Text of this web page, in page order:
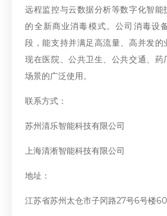
远程监控与云数据分析等数字化智能
的全新商业消毒模式。公司消毒设
段，能支持并满足高流量、高并发的
现在医院、公共卫生、公共交通、药
场景的广泛使用。
联系方式：
苏州清乐智能科技有限公司
上海清淅智能科技有限公司
地址：
江苏省苏州太仓市子冈路27号6号楼